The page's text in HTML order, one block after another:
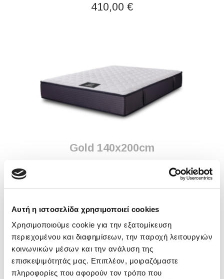
Αυτή η ιστοσελίδα χρησιμοποιεί cookies
Χρησιμοποιούμε cookie για την εξατομίκευση
περιεχομένου και διαφημίσεων, την παροχή λειτουργιών
κοινωνικών μέσων και την ανάλυση της
επισκεψιμότητάς μας. Επιπλέον, μοιραζόμαστε
πληροφορίες που αφορούν τον τρόπο που
410,00 €
Gold 140x200cm